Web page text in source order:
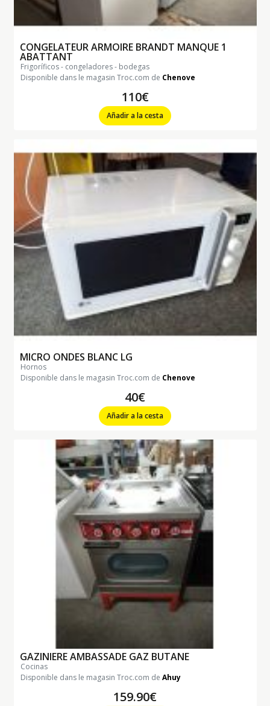
CONGELATEUR ARMOIRE BRANDT MANQUE 1
ABATTANT
frigoríficos - congeladores - bodegas
Disponible dans le magasin Troc.com de Chenove
110€
Añadir a la cesta
MICRO ONDES BLANC LG
hornos
Disponible dans le magasin Troc.com de Chenove
40€
Añadir a la cesta
GAZINIERE AMBASSADE GAZ BUTANE
cocinas
Disponible dans le magasin Troc.com de Ahuy
159.90€